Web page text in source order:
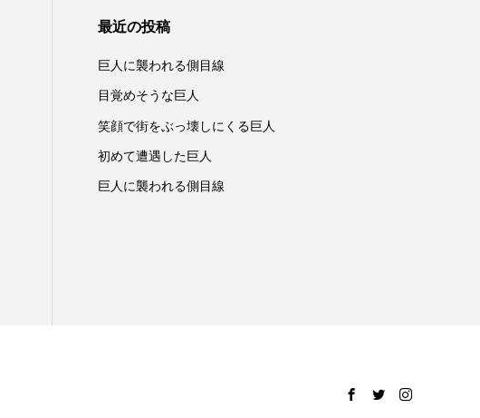
最近の投稿
巨人に襲われる側目線
目覚めそうな巨人
笑顔で街をぶっ壊しにくる巨人
初めて遭遇した巨人
巨人に襲われる側目線